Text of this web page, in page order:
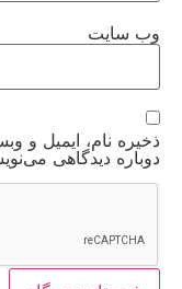
وب‌ سایت
ذخیره نام، ایمیل و
دوباره دیدگاهی